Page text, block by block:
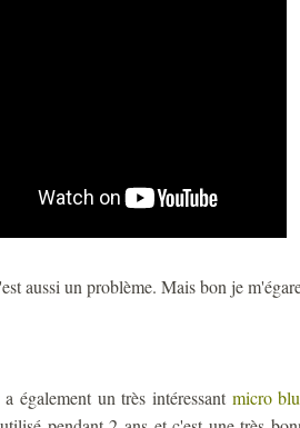
aussi un problème. Mais bon je
également un très intéressant micro